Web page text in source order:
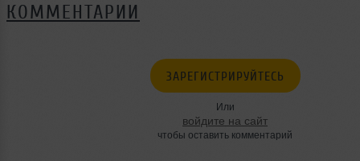
КОММЕНТАРИИ
ЗАРЕГИСТРИРУЙТЕСЬ
Или
войдите на сайт
чтобы оставить комментарий